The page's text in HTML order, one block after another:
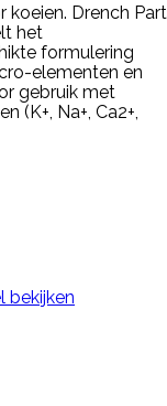
koeien. Drench Part
het
formulering
elementen en
gebruik met
(K+, Na+, Ca2+,
bekijken